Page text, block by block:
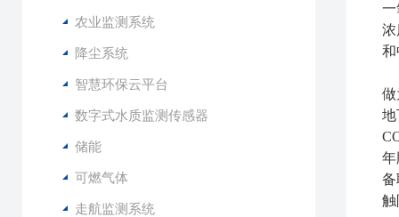
农业监测系统
降尘系统
智慧环保云平台
数字式水质监测传感器
储能
可燃气体
走航监测系统
一
浓
和
做
地
年
备
触